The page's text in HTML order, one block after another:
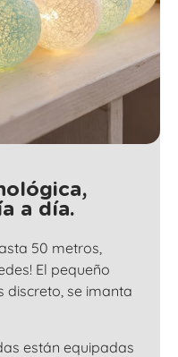
a día.
50 metros,
El pequeño
discreto, se imanta
están equipadas